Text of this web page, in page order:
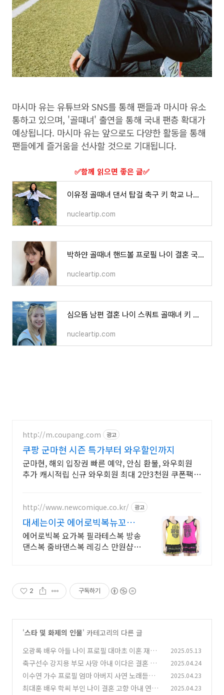
마시마 유는 유튜브와 SNS를 통해 팬들과 마시마 유소
통하고 있으며, '골때녀' 출연을 통해 국내 팬층 확대가
예상됩니다. 마시마 유는 앞으로도 다양한 활동을 통해
팬들에게 즐거움을 선사할 것으로 기대됩니다.
​✅함께 읽으면 좋은 글​✅
이유정 골때녀 댄서 탑걸 축구 키 학교 나이 프로필
nucleartip.com
박하얀 골때녀 핸드볼 프로필 나이 결혼 국대패밀리 선수 골때리는 그녀들
nucleartip.com
심으뜸 남편 결혼 나이 스쿼트 골때녀 키 직업 프로필
nucleartip.com
http://m.coupang.com 광고
쿠팡 군마현 시즌 특가부터 와우할인까지
군마현, 해외 입장권 빠른 예약, 안심 환불, 와우회원
추가 캐시적립 신규 와우회원 최대 2만3천원 쿠폰팩
http://www.newcomique.co.kr/ 광고
대세는이곳 에어로빅복뉴꼬미
끄
에어로빅복 요가복 필라테스복 방송
댄스복 줌바댄스복 레깅스 만원샵운
2 구독하기
'스타 및 화제의 인물' 카테고리의 다른 글
오광록 배우 아들 나이 프로필 대마초 이혼 재혼
영화
(0)
2025.05.13
축구선수 강지용 부모 사망 아내 이다은 결혼 연
봉 가족 부부
(0)
2025.04.24
이수연 가수 프로필 엄마 아버지 사연 노래듣기
가족관계 할머니 할아버지
(0)
2025.04.23
최대훈 배우 학씨 부인 나이 결혼 고향 아내 연기 2025.04.23